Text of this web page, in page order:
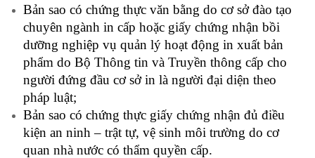
Bản sao có chứng thực văn bằng do cơ sở đào tạo
chuyên ngành in cấp hoặc giấy chứng nhận bồi
dưỡng nghiệp vụ quản lý hoạt động in xuất bản
phẩm do Bộ Thông tin và Truyền thông cấp cho
người đứng đầu cơ sở in là người đại diện theo
pháp luật;
Bản sao có chứng thực giấy chứng nhận đủ điều
kiện an ninh – trật tự, vệ sinh môi trường do cơ
quan nhà nước có thẩm quyền cấp.